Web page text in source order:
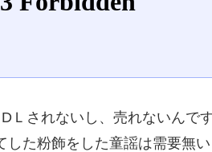
されないし、売れないんで
た粉飾をした童謡は需要無い